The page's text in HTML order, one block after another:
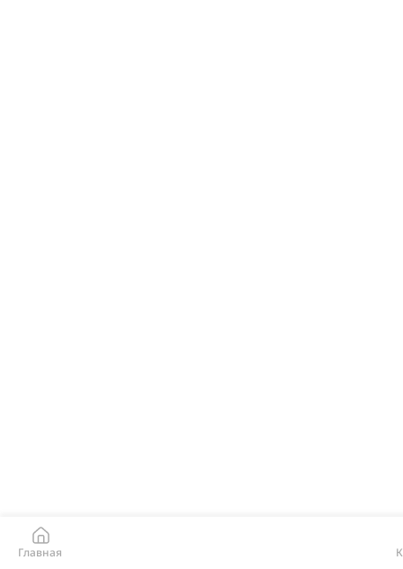
Главная